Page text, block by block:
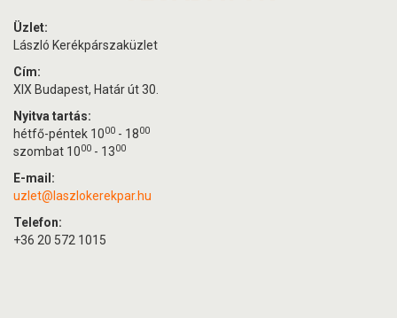
Üzlet:
László Kerékpárszaküzlet
Cím:
XIX Budapest, Határ út 30.
Nyitva tartás:
hétfő-péntek 1000 - 1800
szombat 1000 - 1300
E-mail:
uzlet@laszlokerekpar.hu
Telefon:
+36 20 572 1015